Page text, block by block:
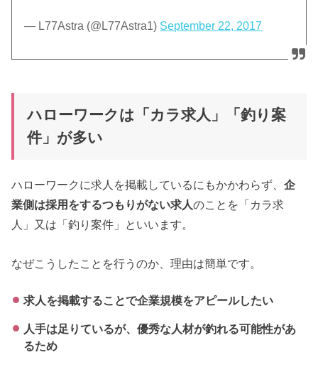
— L77Astra (@L77Astra1) September 22, 2017
ハローワークは「カラ求人」「釣り案
件」が多い
ハローワークに求人を掲載しているにもかかわらず、企
業側は採用をするつもりがない求人のことを「カラ求
人」又は「釣り案件」といいます。
なぜこうしたことを行うのか、理由は簡単です。
求人を掲載することで企業規模をアピールしたい
人手は足りているが、優秀な人材が釣れる可能性があ
るため